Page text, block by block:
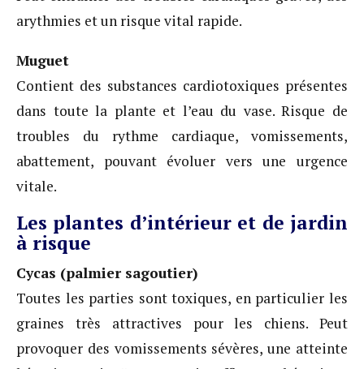
arythmies et un risque vital rapide.
Muguet
Contient des substances cardiotoxiques présentes
dans toute la plante et l’eau du vase. Risque de
troubles du rythme cardiaque, vomissements,
abattement, pouvant évoluer vers une urgence
vitale.
Les plantes d’intérieur et de jardin
à risque
Cycas (palmier sagoutier)
Toutes les parties sont toxiques, en particulier les
graines très attractives pour les chiens. Peut
provoquer des vomissements sévères, une atteinte